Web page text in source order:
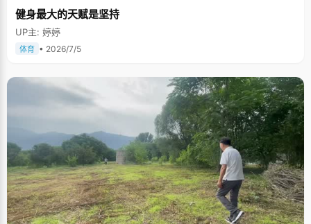
健身最大的天赋是坚持
UP主: 婷婷
体育 • 2026/7/5